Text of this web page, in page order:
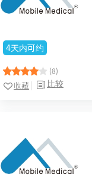
4天内可约
(8)
比较
收藏